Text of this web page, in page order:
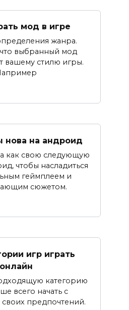
мод в игре
жанра.
выбранный мод
вашему стилю игры.
нова на андроид
как свою следующую
чтобы насладиться
геймплеем и
сюжетом.
игр играть
онлайн
категорию
всего начать с
предпочтений.